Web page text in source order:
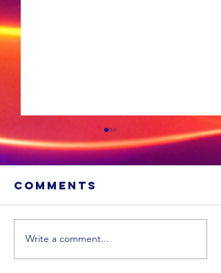
‘n Winburg-
man samel
Comments
Write a comment...